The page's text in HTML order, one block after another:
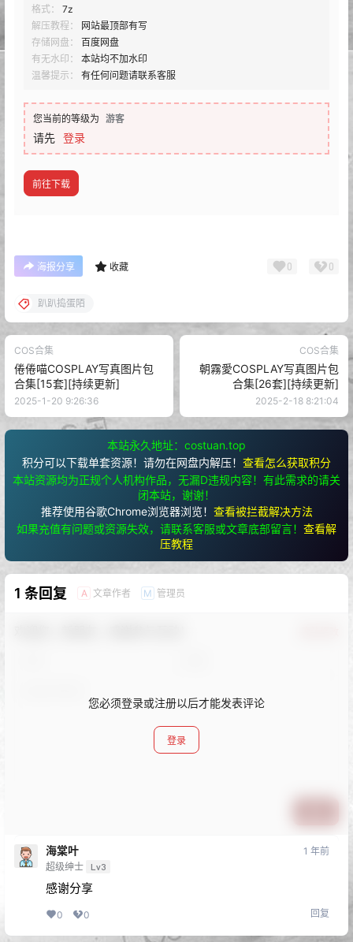
格式：
7z
解压教程：
网站最顶部有写
存储网盘：
百度网盘
有无水印：
本站均不加水印
温馨提示：
有任何问题请联系客服
您当前的等级为 游客
请先 登录
前往下载
海报分享 收藏 0 0
趴趴捣蛋陌
COS合集
倦倦喵COSPLAY写真图片包
合集[15套][持续更新]
2025-1-20 9:26:36
COS合集
朝霧愛COSPLAY写真图片包
合集[26套][持续更新]
2025-2-18 8:21:04
本站永久地址：costuan.top
积分可以下载单套资源！请勿在网盘内解压！ 查看怎么获取积分
本站资源均为正规个人机构作品，无漏D违规内容！有此需求的请关
闭本站，谢谢！
推荐使用谷歌Chrome浏览器浏览！ 查看被拦截解决方法
如果充值有问题或资源失效，请联系客服或文章底部留言！ 查看解
压教程
1 条回复 A 文章作者 M 管理员
您必须登录或注册以后才能发表评论
登录
海棠叶
超级绅士 Lv3
1 年前
感谢分享
0 0 回复